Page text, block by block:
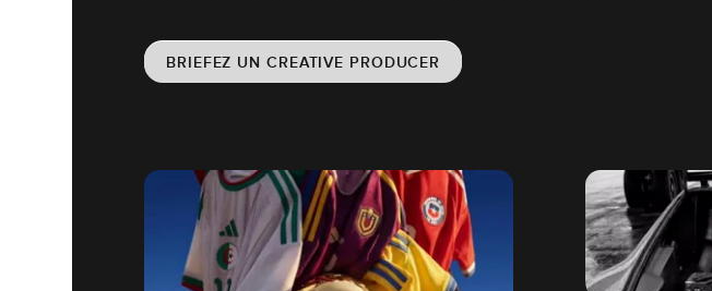
BRIEFEZ UN CREATIVE PRODUCER